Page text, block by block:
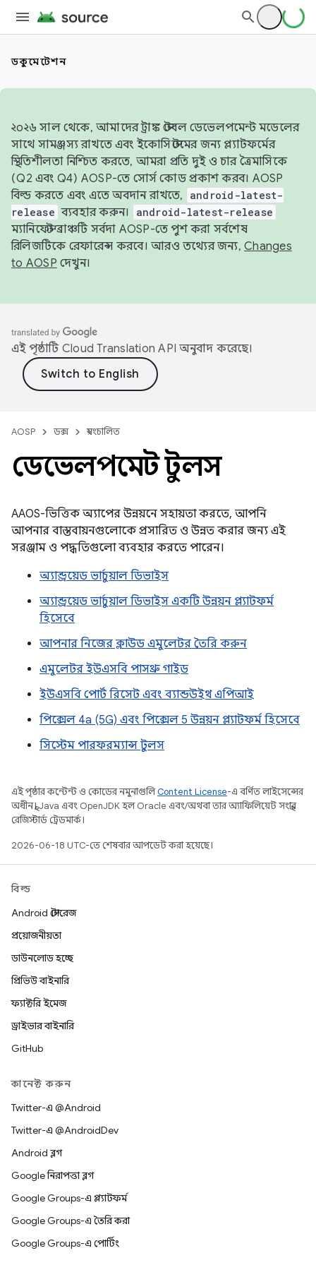
ডকুমেন্টেশন
২০২৬ সাল থেকে, আমাদের ট্রাঙ্ক স্টেবল ডেভেলপমেন্ট মডেলের
সাথে সামঞ্জস্য রাখতে এবং ইকোসিস্টেমের জন্য প্ল্যাটফর্মের
স্থিতিশীলতা নিশ্চিত করতে, আমরা প্রতি দুই ও চার ত্রৈমাসিকে
(Q2 এবং Q4) AOSP-তে সোর্স কোড প্রকাশ করব। AOSP
বিল্ড করতে এবং এতে অবদান রাখতে,
android-latest-
release ব্যবহার করুন। android-latest-release
ম্যানিফেস্ট ব্রাঞ্চটি সর্বদা AOSP-তে পুশ করা সর্বশেষ
রিলিজটিকে রেফারেন্স করবে। আরও তথ্যের জন্য, Changes
to AOSP দেখুন।
এই পৃষ্ঠাটি Cloud Translation API অনুবাদ করেছে।
AOSP ডক্স স্বয়ংচালিত
ডেভেলপমেন্ট টুলস
AAOS-ভিত্তিক অ্যাপের উন্নয়নে সহায়তা করতে, আপনি
আপনার বাস্তবায়নগুলোকে প্রসারিত ও উন্নত করার জন্য এই
সরঞ্জাম ও পদ্ধতিগুলো ব্যবহার করতে পারেন।
অ্যান্ড্রয়েড ভার্চুয়াল ডিভাইস
অ্যান্ড্রয়েড ভার্চুয়াল ডিভাইস একটি উন্নয়ন প্ল্যাটফর্ম
হিসেবে
আপনার নিজের ক্লাউড এমুলেটর তৈরি করুন
এমুলেটর ইউএসবি পাসথ্রু গাইড
ইউএসবি পোর্ট রিসেট এবং ব্যান্ডউইথ এপিআই
পিক্সেল 4a (5G) এবং পিক্সেল 5 উন্নয়ন প্ল্যাটফর্ম হিসেবে
সিস্টেম পারফরম্যান্স টুলস
এই পৃষ্ঠার কন্টেন্ট ও কোডের নমুনাগুলিContent License-এ বর্ণিত লাইসেন্সের
অধীনস্থ। Java এবং OpenJDK হল Oracle এবং/অথবা তার অ্যাফিলিয়েট সংস্থার
রেজিস্টার্ড ট্রেডমার্ক।
2026-06-18 UTC-তে শেষবার আপডেট করা হয়েছে।
বিল্ড
Android স্টোরেজ
প্রয়োজনীয়তা
ডাউনলোড হচ্ছে
প্রিভিউ বাইনারি
ফ্যাক্টরি ইমেজ
ড্রাইভার বাইনারি
GitHub
কানেক্ট করুন
Twitter-এ @Android
Twitter-এ @AndroidDev
Android ব্লগ
Google নিরাপত্তা ব্লগ
Google Groups-এ প্ল্যাটফর্ম
Google Groups-এ তৈরি করা
Google Groups-এ পোর্টিং